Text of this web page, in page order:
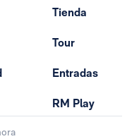
Tienda
Tour
Entradas
RM Play